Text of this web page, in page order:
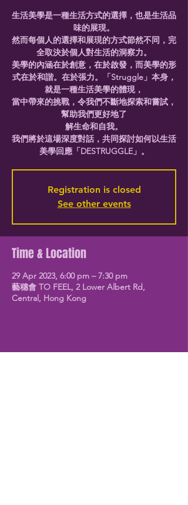
生活美學是一種生活方式的選擇，也是生活品
味的展現。
然而每個人的選擇和展現的方式節然不同，完
全取決於個人對生活的洞察力。
美學的內涵在於創意，在於啟發，而美學的形
式在於和諧。在於張力。「Struggle」本身，
就是一種生活美學的體現，
當中帶來的挑戰，令我們不斷地探索和嘗試，
幫助我們更好地了
解生命和自我。
我們將於這場深度對話，共同探討如何以生活
美學回應「DESTRUGGLE」。
Registration is closed
See other events
Time & Location
29 Apr 2023, 6:00 pm – 7:30 pm
藝穗會 TO FEEL, 2 Lower Albert Rd,
Central, Hong Kong